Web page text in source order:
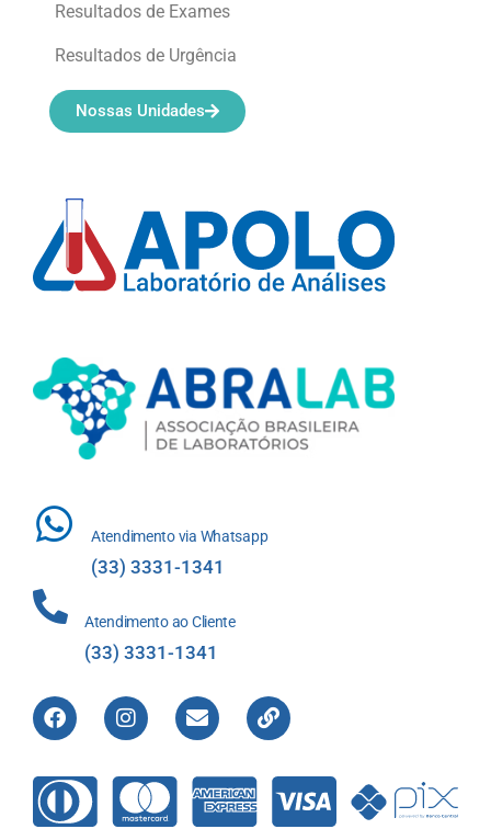
Atendimento via Whatsapp
(33) 3331-1341
Atendimento ao Cliente
(33) 3331-1341
Resultados de Exames
Resultados de Urgência
Nossas Unidades